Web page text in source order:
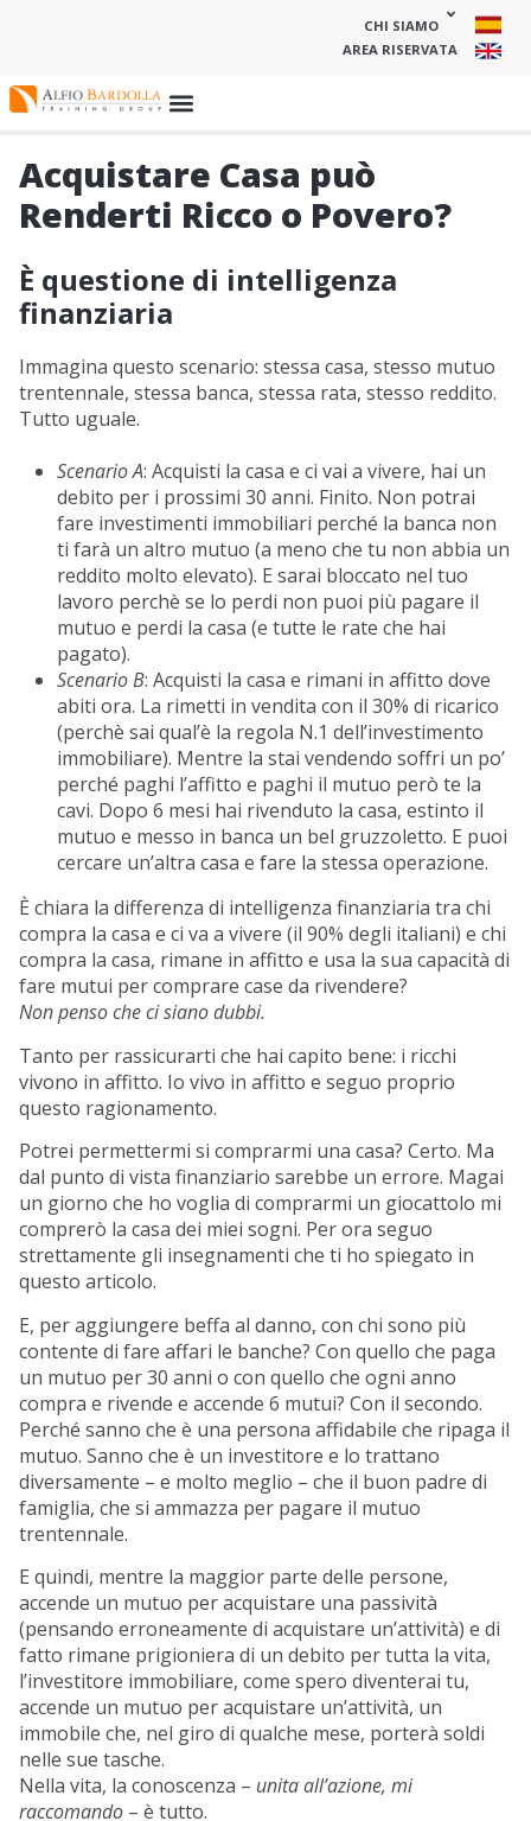
CHI SIAMO
AREA RISERVATA
Acquistare Casa può
Renderti Ricco o Povero?
È questione di intelligenza
finanziaria
Immagina questo scenario: stessa casa, stesso mutuo
trentennale, stessa banca, stessa rata, stesso reddito.
Tutto uguale.
Scenario A: Acquisti la casa e ci vai a vivere, hai un
debito per i prossimi 30 anni. Finito. Non potrai
fare investimenti immobiliari perché la banca non
ti farà un altro mutuo (a meno che tu non abbia un
reddito molto elevato). E sarai bloccato nel tuo
lavoro perchè se lo perdi non puoi più pagare il
mutuo e perdi la casa (e tutte le rate che hai
pagato).
Scenario B: Acquisti la casa e rimani in affitto dove
abiti ora. La rimetti in vendita con il 30% di ricarico
(perchè sai qual’è la regola N.1 dell’investimento
immobiliare). Mentre la stai vendendo soffri un po’
perché paghi l’affitto e paghi il mutuo però te la
cavi. Dopo 6 mesi hai rivenduto la casa, estinto il
mutuo e messo in banca un bel gruzzoletto. E puoi
cercare un’altra casa e fare la stessa operazione.
È chiara la differenza di intelligenza finanziaria tra chi
compra la casa e ci va a vivere (il 90% degli italiani) e chi
compra la casa, rimane in affitto e usa la sua capacità di
fare mutui per comprare case da rivendere?
Non penso che ci siano dubbi.
Tanto per rassicurarti che hai capito bene: i ricchi
vivono in affitto. Io vivo in affitto e seguo proprio
questo ragionamento.
Potrei permettermi si comprarmi una casa? Certo. Ma
dal punto di vista finanziario sarebbe un errore. Magai
un giorno che ho voglia di comprarmi un giocattolo mi
comprerò la casa dei miei sogni. Per ora seguo
strettamente gli insegnamenti che ti ho spiegato in
questo articolo.
E, per aggiungere beffa al danno, con chi sono più
contente di fare affari le banche? Con quello che paga
un mutuo per 30 anni o con quello che ogni anno
compra e rivende e accende 6 mutui? Con il secondo.
Perché sanno che è una persona affidabile che ripaga il
mutuo. Sanno che è un investitore e lo trattano
diversamente – e molto meglio – che il buon padre di
famiglia, che si ammazza per pagare il mutuo
trentennale.
E quindi, mentre la maggior parte delle persone,
accende un mutuo per acquistare una passività
(pensando erroneamente di acquistare un’attività) e di
fatto rimane prigioniera di un debito per tutta la vita,
l’investitore immobiliare, come spero diventerai tu,
accende un mutuo per acquistare un’attività, un
immobile che, nel giro di qualche mese, porterà soldi
nelle sue tasche.
Nella vita, la conoscenza – unita all’azione, mi
raccomando – è tutto.